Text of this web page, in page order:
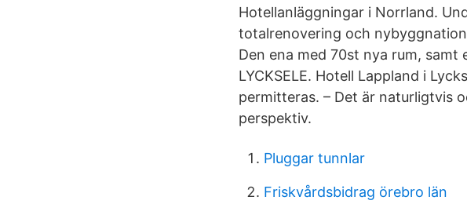
Hotellanläggningar i Norrland.
totalrenovering och
Den ena med 70st nya rum,
LYCKSELE. Hotell Lappland i
permitteras. – Det är naturligtvis
perspektiv.
Pluggar tunnlar
Friskvårdsbidrag örebro län